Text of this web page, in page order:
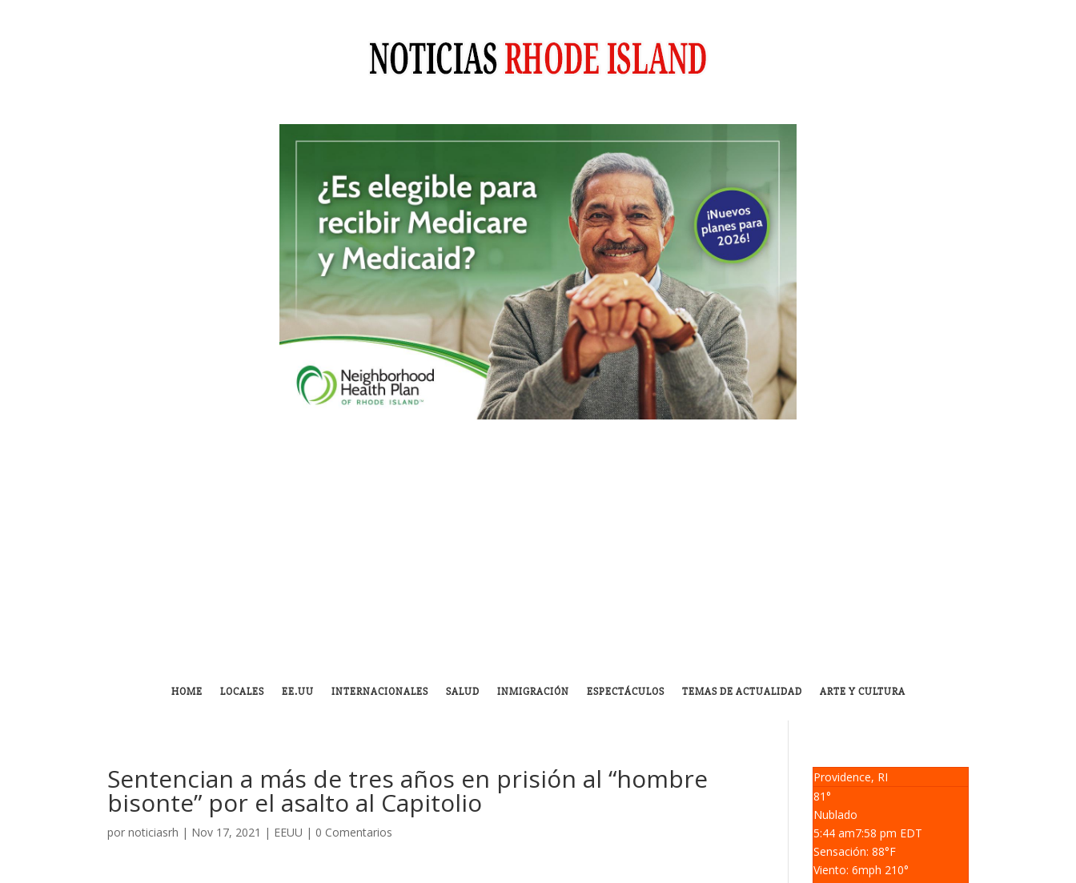
HOME LOCALES EE.UU INTERNACIONALES SALUD INMIGRACIÓN ESPECTÁCULOS TEMAS DE ACTUALIDAD ARTE Y CULTURA
Sentencian a más de tres años en prisión al “hombre
bisonte” por el asalto al Capitolio
pornoticiasrh | Nov 17, 2021 | EEUU | 0 Comentarios
Providence, RI
81°
Nublado
5:44 am7:58 pm EDT
Sensación: 88°F
Viento: 6mph 210°